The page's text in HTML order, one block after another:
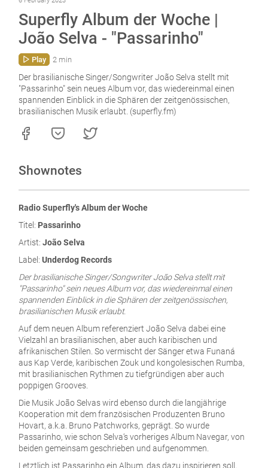
Superfly Album der Woche |
João Selva - "Passarinho"
Play 2 min
Der brasilianische Singer/Songwriter João Selva stellt mit
"Passarinho" sein neues Album vor, das wiedereinmal einen
spannenden Einblick in die Sphären der zeitgenössischen,
brasilianischen Musik erlaubt. (superfly.fm)
Shownotes
Radio Superfly's Album der Woche
Titel: Passarinho
Artist:João Selva
Label:Underdog Records
Der brasilianische Singer/Songwriter João Selva stellt mit
"Passarinho" sein neues Album vor, das wiedereinmal einen
spannenden Einblick in die Sphären der zeitgenössischen,
brasilianischen Musik erlaubt.
Auf dem neuen Album referenziert João Selva dabei eine
Vielzahl an brasilianischen, aber auch karibischen und
afrikanischen Stilen. So vermischt der Sänger etwa Funaná
aus Kap Verde, karibischen Zouk und kongolesischen Rumba,
mit brasilianischen Rythmen zu tiefgründigen aber auch
poppigen Grooves.
Die Musik João Selvas wird ebenso durch die langjährige
Kooperation mit dem französischen Produzenten Bruno
Hovart, a.k.a. Bruno Patchworks, geprägt. So wurde
Passarinho, wie schon Selva‘s vorheriges Album Navegar, von
beiden gemeinsam geschrieben und aufgenommen.
Letztlich ist Passarinho ein Album, das dazu inspirieren soll,